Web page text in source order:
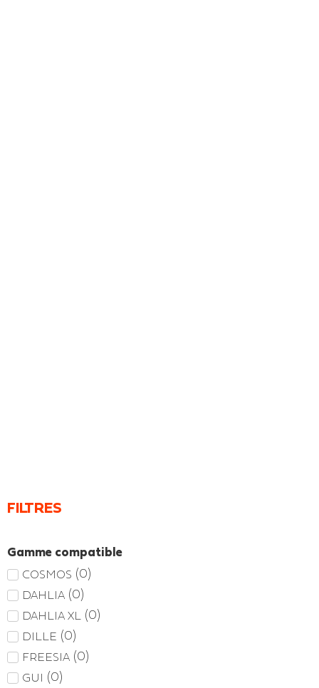
FILTRES
Gamme compatible
COSMOS (0)
DAHLIA (0)
DAHLIA XL (0)
DILLE (0)
FREESIA (0)
GUI (0)